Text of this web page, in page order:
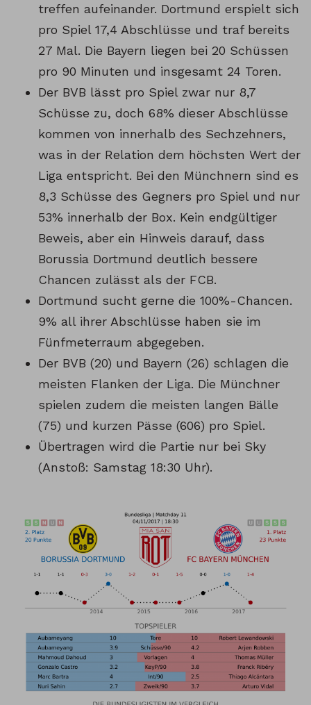
treffen aufeinander. Dortmund erspielt sich
pro Spiel 17,4 Abschlüsse und traf bereits
27 Mal. Die Bayern liegen bei 20 Schüssen
pro 90 Minuten und insgesamt 24 Toren.
Der BVB lässt pro Spiel zwar nur 8,7
Schüsse zu, doch 68% dieser Abschlüsse
kommen von innerhalb des Sechzehners,
was in der Relation dem höchsten Wert der
Liga entspricht. Bei den Münchnern sind es
8,3 Schüsse des Gegners pro Spiel und nur
53% innerhalb der Box. Kein endgültiger
Beweis, aber ein Hinweis darauf, dass
Borussia Dortmund deutlich bessere
Chancen zulässt als der FCB.
Dortmund sucht gerne die 100%-Chancen.
9% all ihrer Abschlüsse haben sie im
Fünfmeterraum abgegeben.
Der BVB (20) und Bayern (26) schlagen die
meisten Flanken der Liga. Die Münchner
spielen zudem die meisten langen Bälle
(75) und kurzen Pässe (606) pro Spiel.
Übertragen wird die Partie nur bei Sky
(Anstoß: Samstag 18:30 Uhr).